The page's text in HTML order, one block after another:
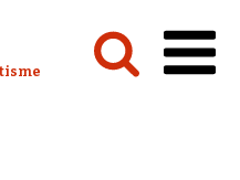
Watch :